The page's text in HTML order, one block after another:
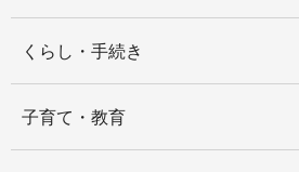
くらし・手続き
子育て・教育